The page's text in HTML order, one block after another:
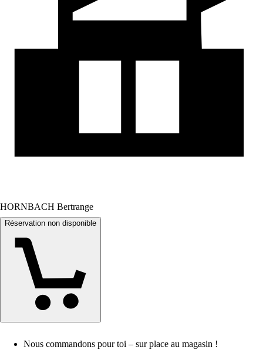
HORNBACH Bertrange
Réservation non disponible
Nous commandons pour toi – sur place au magasin !